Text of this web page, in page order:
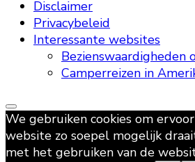
Disclaimer
Privacybeleid
Interessante websites
Bezienswaardigheden
Camperreizen in
We gebruiken cookies om
website zo soepel mogelijk
met het gebruiken van de